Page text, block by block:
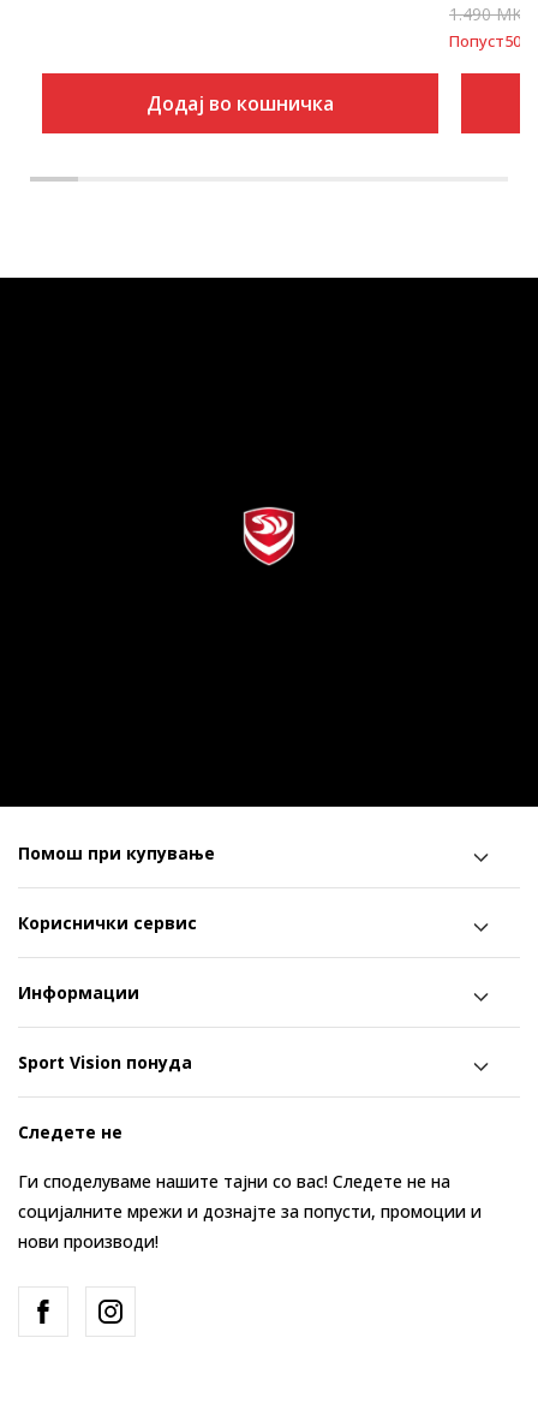
Додај во кошничка
1.490MKD
Попуст50
Помош при купување
Кориснички сервис
Информации
Sport Vision понуда
Следете не
Ги споделуваме нашите тајни со вас! Следете не на
социјалните мрежи и дознајте за попусти, промоции и
нови производи!